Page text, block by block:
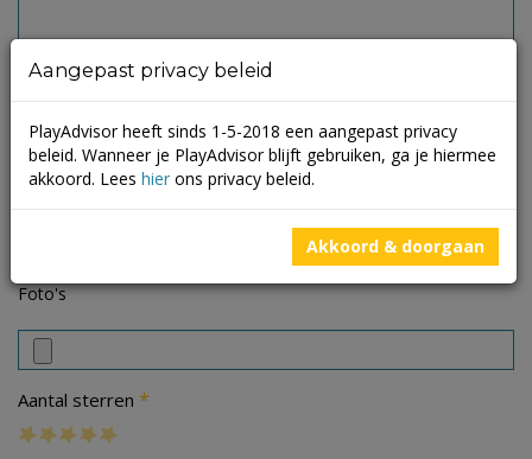
Foto's
Aantal sterren *
Aangepast privacy beleid
PlayAdvisor heeft sinds 1-5-2018 een aangepast privacy
beleid. Wanneer je PlayAdvisor blijft gebruiken, ga je hiermee
akkoord. Lees hier ons privacy beleid.
Akkoord & doorgaan